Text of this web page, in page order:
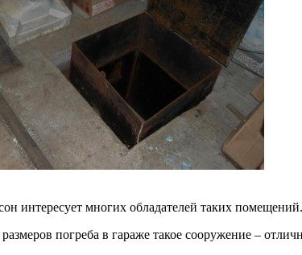
интересует многих обладателей таких
погреба в гараже такое сооружение –